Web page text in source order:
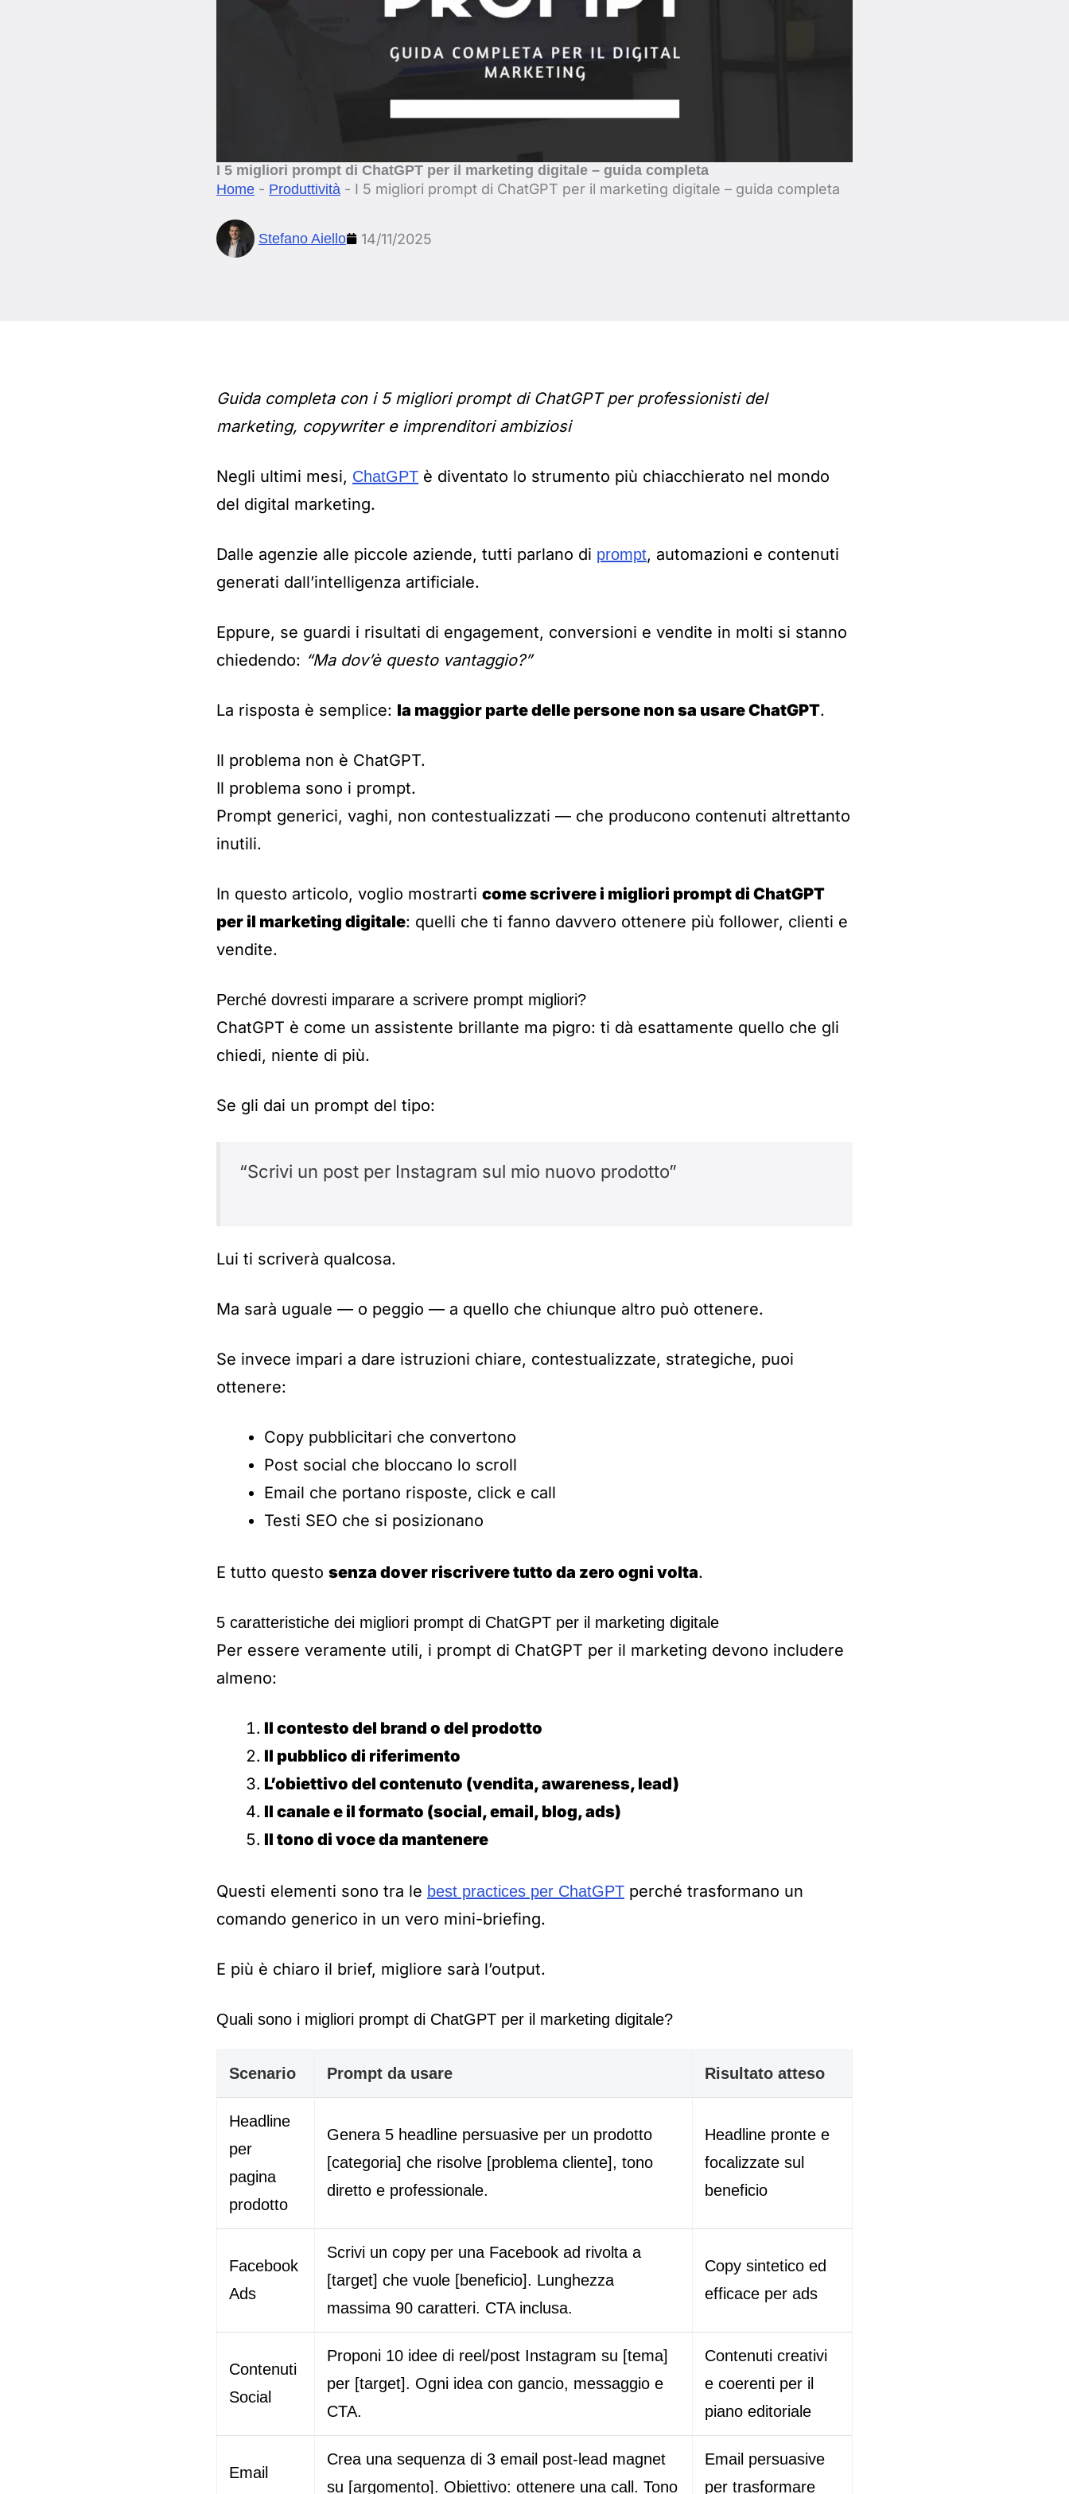
I 5 migliori prompt di ChatGPT per il marketing digitale – guida completa
Home - Produttività - I 5 migliori prompt di ChatGPT per il marketing digitale – guida completa
Stefano Aiello 14/11/2025
Guida completa con i 5 migliori prompt di ChatGPT per professionisti del
marketing, copywriter e imprenditori ambiziosi
Negli ultimi mesi, ChatGPT è diventato lo strumento più chiacchierato nel mondo
del digital marketing.
Dalle agenzie alle piccole aziende, tutti parlano di prompt, automazioni e contenuti
generati dall’intelligenza artificiale.
Eppure, se guardi i risultati di engagement, conversioni e vendite in molti si stanno
chiedendo: “Ma dov’è questo vantaggio?”
La risposta è semplice: la maggior parte delle persone non sa usare ChatGPT.
Il problema non è ChatGPT.
Il problema sono i prompt.
Prompt generici, vaghi, non contestualizzati — che producono contenuti altrettanto
inutili.
In questo articolo, voglio mostrarti come scrivere i migliori prompt di ChatGPT
per il marketing digitale: quelli che ti fanno davvero ottenere più follower, clienti e
vendite.
Perché dovresti imparare a scrivere prompt migliori?
ChatGPT è come un assistente brillante ma pigro: ti dà esattamente quello che gli
chiedi, niente di più.
Se gli dai un prompt del tipo:
“Scrivi un post per Instagram sul mio nuovo prodotto”
Lui ti scriverà qualcosa.
Ma sarà uguale — o peggio — a quello che chiunque altro può ottenere.
Se invece impari a dare istruzioni chiare, contestualizzate, strategiche, puoi
ottenere:
Copy pubblicitari che convertono
Post social che bloccano lo scroll
Email che portano risposte, click e call
Testi SEO che si posizionano
E tutto questo senza dover riscrivere tutto da zero ogni volta.
5 caratteristiche dei migliori prompt di ChatGPT per il marketing digitale
Per essere veramente utili, i prompt di ChatGPT per il marketing devono includere
almeno:
Il contesto del brand o del prodotto
Il pubblico di riferimento
L’obiettivo del contenuto (vendita, awareness, lead)
Il canale e il formato (social, email, blog, ads)
Il tono di voce da mantenere
Questi elementi sono tra le best practices per ChatGPT perché trasformano un
comando generico in un vero mini-briefing.
E più è chiaro il brief, migliore sarà l’output.
Quali sono i migliori prompt di ChatGPT per il marketing digitale?
Scenario Prompt da usare Risultato atteso
Headline
per
pagina
prodotto
Genera 5 headline persuasive per un prodotto
[categoria] che risolve [problema cliente], tono
diretto e professionale.
Headline pronte e
focalizzate sul
beneficio
Facebook
Ads
Scrivi un copy per una Facebook ad rivolta a
[target] che vuole [beneficio]. Lunghezza
massima 90 caratteri. CTA inclusa.
Copy sintetico ed
efficace per ads
Contenuti
Social
Proponi 10 idee di reel/post Instagram su [tema]
per [target]. Ogni idea con gancio, messaggio e
CTA.
Contenuti creativi
e coerenti per il
piano editoriale
Email
Crea una sequenza di 3 email post-lead magnet
su [argomento]. Obiettivo: ottenere una call. Tono
Email persuasive
per trasformare